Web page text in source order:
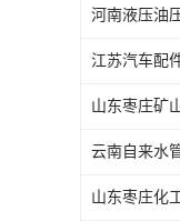
河南液压油
山东枣庄矿
云南自来水
山东枣庄化